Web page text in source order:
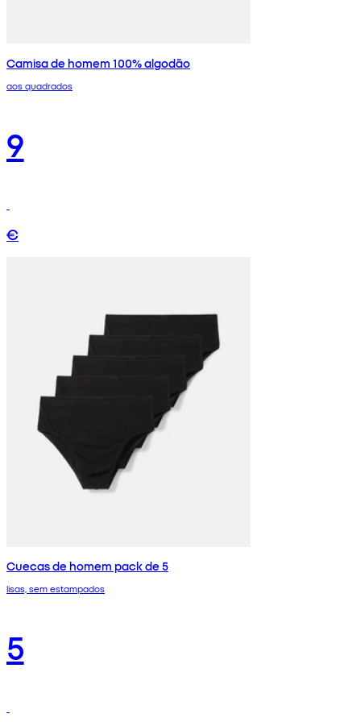
Camisa de homem 100% algodão
aos quadrados
9
€
Cuecas de homem pack de 5
lisas, sem estampados
5